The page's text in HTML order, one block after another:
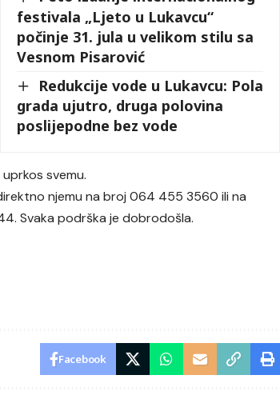
festivala „Ljeto u Lukavcu“
počinje 31. jula u velikom stilu sa
Vesnom Pisarović
Redukcije vode u Lukavcu: Pola
grada ujutro, druga polovina
poslijepodne bez vode
svemu.
njemu na broj 064 455 3560 ili na
Svaka podrška je dobrodošla.
Facebook